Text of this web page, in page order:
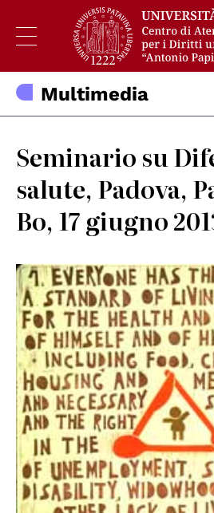
Multimedia
Seminario su
salute, Padova,
Bo, 17 giugno